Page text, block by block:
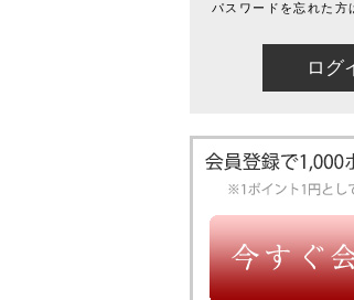
パスワードを忘れた方